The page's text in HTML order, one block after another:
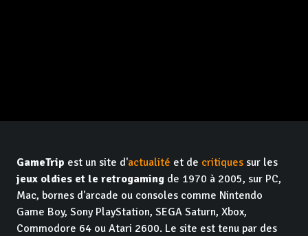
GameTrip est un site d'actualité et de critiques sur les
jeux oldies et le retrogaming de 1970 à 2005, sur PC,
Mac, bornes d'arcade ou consoles comme Nintendo
Game Boy, Sony PlayStation, SEGA Saturn, Xbox,
Commodore 64 ou Atari 2600. Le site est tenu par des